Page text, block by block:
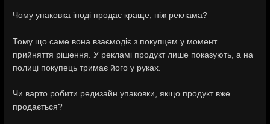
Чому упаковка іноді продає краще, ніж реклама?
Тому що саме вона взаємодіє з покупцем у момент
прийняття рішення. У рекламі продукт лише показують, а на
полиці покупець тримає його у руках.
Чи варто робити редизайн упаковки, якщо продукт вже
продається?